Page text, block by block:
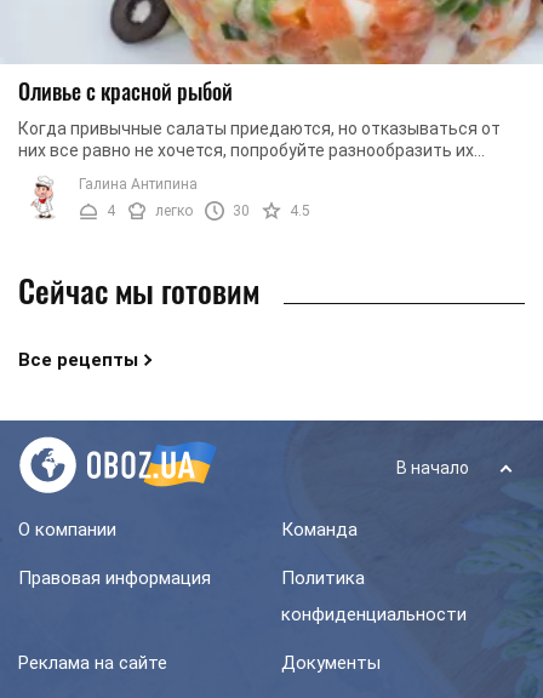
Оливье с красной рыбой
Когда привычные салаты приедаются, но отказываться от
них все равно не хочется, попробуйте разнообразить их
состав различными ингредиентами. ...
Галина Антипина
4
легко 30 4.5
Сейчас мы готовим
Все рецепты
В начало
О компании Команда
Правовая информация
Политика
конфиденциальности
Реклама на сайте Документы